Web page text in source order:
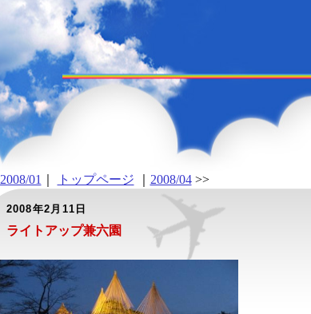
2008/01 トップページ 2008/04>>
2008年2月11日
ライトアップ兼六園